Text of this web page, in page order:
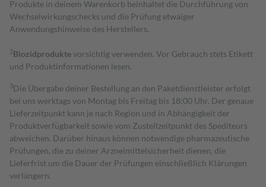
Produkte in deinem Warenkorb beinhaltet die Durchführung von
Wechselwirkungschecks und die Prüfung etwaiger
Anwendungshinweise des Herstellers.
2Biozidproduktevorsichtig verwenden. Vor Gebrauch stets Etikett
und Produktinformationen lesen.
3Die Übergabe deiner Bestellung an den Paketdienstleister erfolgt
bei uns werktags von Montag bis Freitag bis 18:00 Uhr. Der genaue
Lieferzeitpunkt kann je nach Region und in Abhängigkeit der
Produktverfügbarkeit sowie vom Zustellzeitpunkt des Spediteurs
abweichen. Darüber hinaus können notwendige pharmazeutische
Prüfungen, die zu deiner Arzneimittelsicherheit dienen, die
Lieferfrist um die Dauer der Prüfungen einschließlich Klärungen
verlängern.